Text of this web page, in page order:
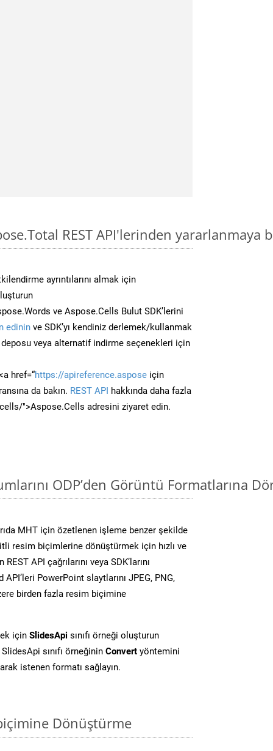
REST API'lerinden yararlanmaya
ayrıntılarını almak için
ve Aspose.Cells Bulut SDK’lerini
edinin ve SDK’yı kendiniz derlemek/kullanmak
deposu veya alternatif indirme seçenekleri için
href=“https://apireference.aspose için
da bakın. REST API hakkında daha fazla
">Aspose.Cells adresini ziyaret edin.
ODP’den Görüntü Formatlarına
MHT için özetlenen işleme benzer şekilde
resim biçimlerine dönüştürmek için hızlı ve
API çağrılarını veya SDK’larını
PowerPoint slaytlarını JPEG, PNG,
birden fazla resim biçimine
için SlidesApi sınıfı örneği oluşturun
sınıfı örneğinin Convert yöntemini
istenen formatı sağlayın.
Dönüştürme